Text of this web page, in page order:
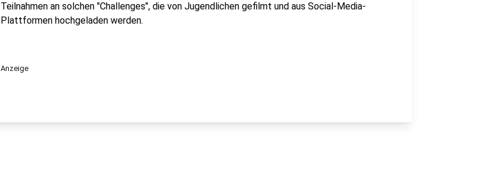
Teilnahmen an solchen "Challenges", die von Jugendlichen gefilmt und aus Social-Media-
Plattformen hochgeladen werden.
Anzeige